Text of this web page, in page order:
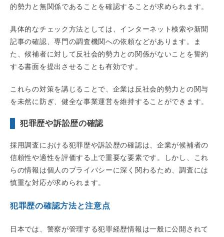
的勢力と無関係であることを確認することが求められます。
具体的なチェック方法としては、インターネット検索や新聞
記事の確認、専門の調査機関への依頼などがあります。ま
た、候補者に対して反社会的勢力との関係がないことを誓約
する書面を提出させることも有効です。
これらの対策を講じることで、企業は反社会的勢力との関与
を未然に防ぎ、健全な事業運営を維持することができます。
犯罪歴や訴訟歴の確認
採用調査における犯罪歴や訴訟歴の確認は、企業が候補者の
信頼性や適性を評価する上で重要な要素です。しかし、これ
らの情報は個人のプライバシーに深く関わるため、調査には
慎重な対応が求められます。
犯罪歴の確認方法と注意点
日本では、警察が管理する犯罪経歴情報は一般に公開されて